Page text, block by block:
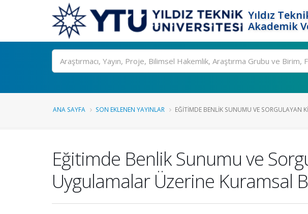
Yıldız
Akademik
Ara
ANA SAYFA SON EKLENEN YAYINLAR EĞITIMDE BENLIK SUNUMU VE SORGULAYAN
Eğitimde Benlik Sunumu ve
Uygulamalar Üzerine Kuramsal